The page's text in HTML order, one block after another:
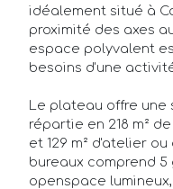
Acheteurs/
Propriétaires/
idéalement situé à
proximité des axes
espace polyvalent
besoins d'une
Le plateau offre une
répartie en 218 m²
et 129 m² d'atelier
bureaux comprend 5
openspace